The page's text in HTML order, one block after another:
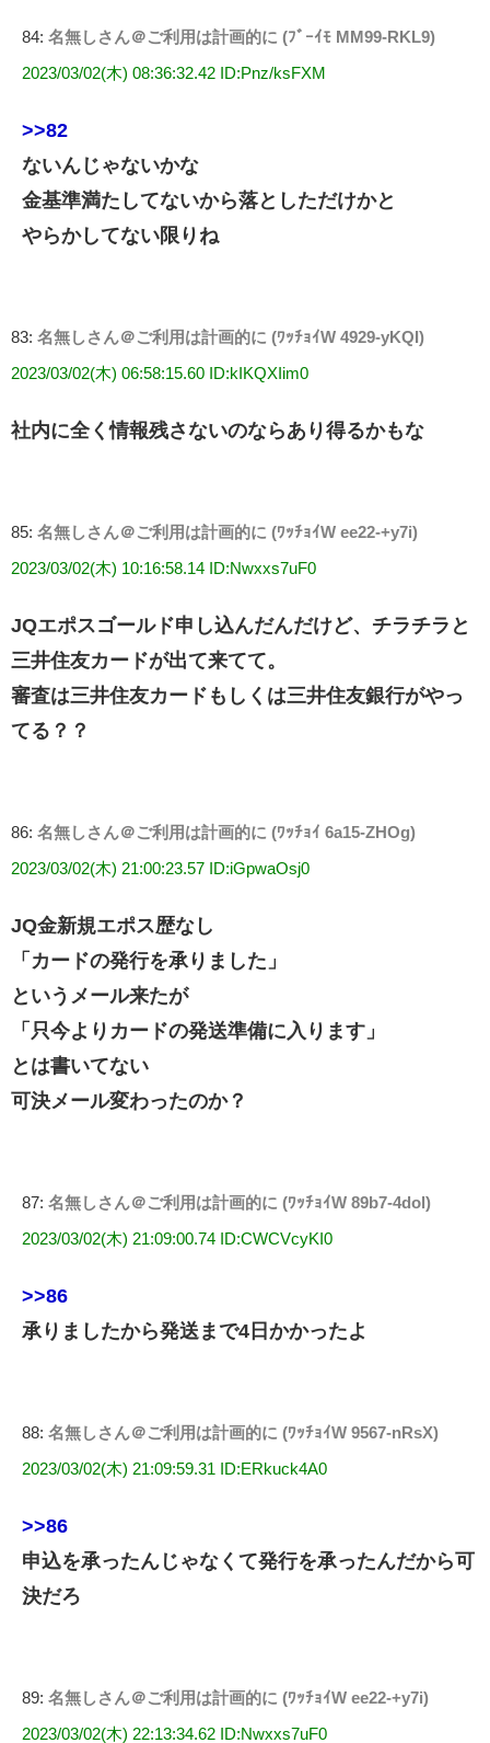
84: 名無しさん＠ご利用は計画的に (ﾌﾞｰｲﾓ MM99-RKL9)
2023/03/02(木) 08:36:32.42 ID:Pnz/ksFXM
>>82
ないんじゃないかな
金基準満たしてないから落としただけかと
やらかしてない限りね
83: 名無しさん＠ご利用は計画的に (ﾜｯﾁｮｲW 4929-yKQI)
2023/03/02(木) 06:58:15.60 ID:kIKQXIim0
社内に全く情報残さないのならあり得るかもな
85: 名無しさん＠ご利用は計画的に (ﾜｯﾁｮｲW ee22-+y7i)
2023/03/02(木) 10:16:58.14 ID:Nwxxs7uF0
JQエポスゴールド申し込んだんだけど、チラチラと
三井住友カードが出て来てて。
審査は三井住友カードもしくは三井住友銀行がやっ
てる？？
86: 名無しさん＠ご利用は計画的に (ﾜｯﾁｮｲ 6a15-ZHOg)
2023/03/02(木) 21:00:23.57 ID:iGpwaOsj0
JQ金新規エポス歴なし
「カードの発行を承りました」
というメール来たが
「只今よりカードの発送準備に入ります」
とは書いてない
可決メール変わったのか？
87: 名無しさん＠ご利用は計画的に (ﾜｯﾁｮｲW 89b7-4dol)
2023/03/02(木) 21:09:00.74 ID:CWCVcyKI0
>>86
承りましたから発送まで4日かかったよ
88: 名無しさん＠ご利用は計画的に (ﾜｯﾁｮｲW 9567-nRsX)
2023/03/02(木) 21:09:59.31 ID:ERkuck4A0
>>86
申込を承ったんじゃなくて発行を承ったんだから可
決だろ
89: 名無しさん＠ご利用は計画的に (ﾜｯﾁｮｲW ee22-+y7i)
2023/03/02(木) 22:13:34.62 ID:Nwxxs7uF0